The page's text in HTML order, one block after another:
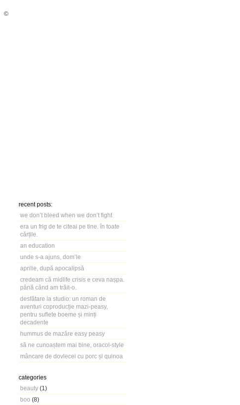
recent posts:
we don’t bleed when we don’t fight
era un frig de te citeai pe tine. în toate
cărțile.
an education
unde s-a ajuns, dom’le
aprilie, după apocalipsă
credeam că midlife crisis e ceva nașpa.
până când am trăit-o.
desfătare la studio: un roman de
aventuri coproducție mazi-peasy,
pentru suflete boeme și minți
decadente
hummus de mazăre easy peasy
să ne cunoaștem mai bine, oracol-style
mâncare de dovlecei cu porc și quinoa
categories
beauty (1)
boo (8)
©